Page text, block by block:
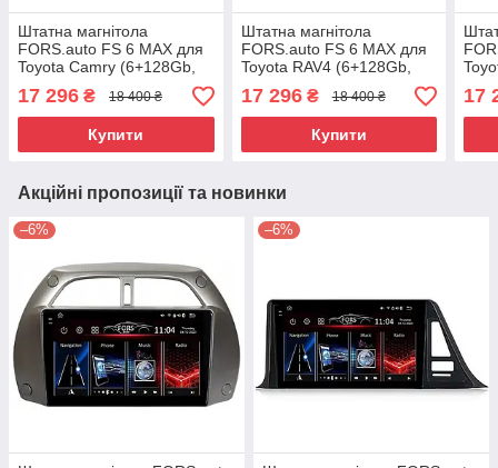
Штатна магнітола
FORS.auto FS 6 MAX для
Toyota Camry (6+128Gb,
9" 2002-2006
17 296 ₴ 18 400 ₴
Купити
Штатна магнітола
FORS.auto FS 6 MAX для
Toyota RAV4 (6+128Gb,
10" 2006-2013
17 296₴ 18 400 ₴
Купити
9"
17
Акційні пропозиції та новинки
–6% –6%